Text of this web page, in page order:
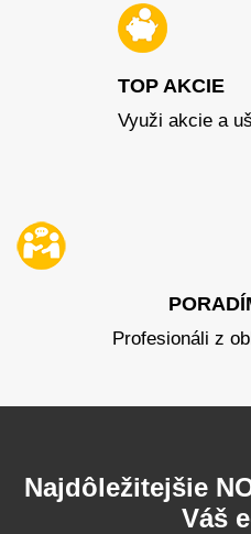
TOP AKCIE
Využi akcie a
Profesionáli z
Najdôležitejšie
Váš